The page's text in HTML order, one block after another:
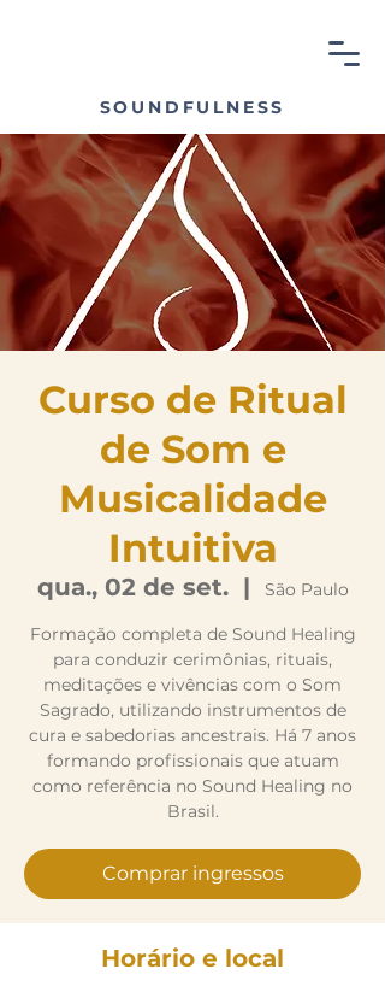
SOUNDFULNESS
Curso de Ritual
de Som e
Musicalidade
Intuitiva
qua., 02 de set.
  |
São Paulo
Formação completa de Sound Healing
para conduzir cerimônias, rituais,
meditações e vivências com o Som
Sagrado, utilizando instrumentos de
cura e sabedorias ancestrais. Há 7 anos
formando profissionais que atuam
como referência no Sound Healing no
Brasil.
Comprar ingressos
Horário e local